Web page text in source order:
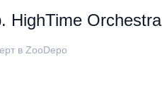
Orchestra
в ZooDepo